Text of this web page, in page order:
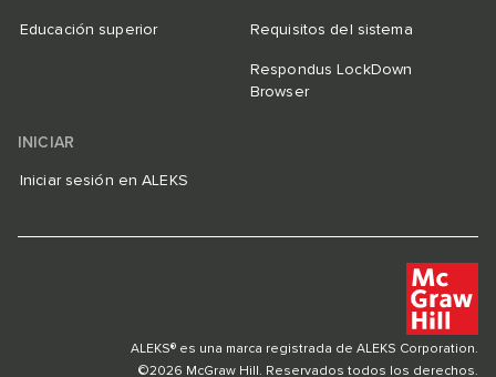
Educación superior Requisitos del sistema
Respondus LockDown
Browser
INICIAR
Iniciar sesión en ALEKS
ALEKS® es una marca registrada de ALEKS Corporation.
©2026 McGraw Hill. Reservados todos los derechos.